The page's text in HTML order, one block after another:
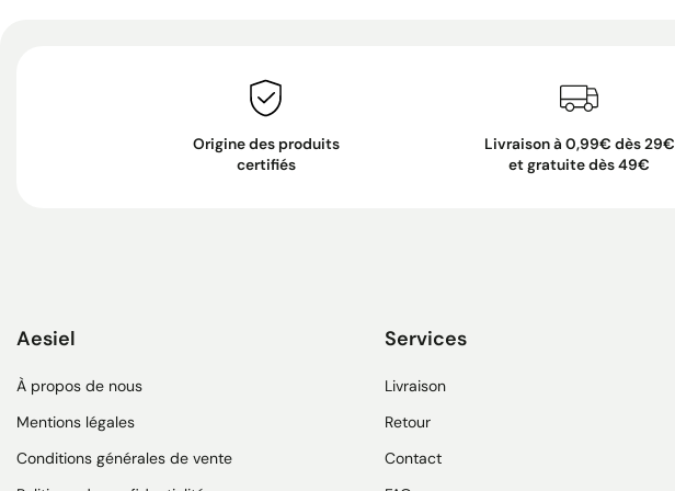
Origine des produits
certifiés
Livraison à 0,99€ dès 29€
et gratuite dès 49€
Aesiel
À propos de nous
Mentions légales
Conditions générales de vente
Services
Livraison
Retour
Contact